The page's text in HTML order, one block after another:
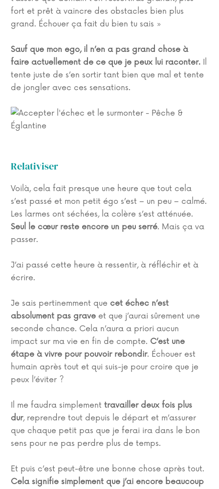
fort et prêt à vaincre des obstacles bien plus
grand. Échouer ça fait du bien tu sais »
Sauf que mon ego, il n’en a pas grand chose à
faire actuellement de ce que je peux lui raconter. Il
tente juste de s’en sortir tant bien que mal et tente
de jongler avec ces sensations.
Relativiser
Voilà, cela fait presque une heure que tout cela
s’est passé et mon petit égo s’est – un peu – calmé.
Les larmes ont séchées, la colère s’est atténuée.
Seul le cœur reste encore un peu serré. Mais ça va
passer.
J’ai passé cette heure à ressentir, à réfléchir et à
écrire.
Je sais pertinemment que cet échec n’est
absolument pas grave et que j’aurai sûrement une
seconde chance. Cela n’aura a priori aucun
impact sur ma vie en fin de compte. C’est une
étape à vivre pour pouvoir rebondir. Échouer est
humain après tout et qui suis-je pour croire que je
peux l’éviter ?
Il me faudra simplementtravailler deux fois plus
dur, reprendre tout depuis le départ et m’assurer
que chaque petit pas que je ferai ira dans le bon
sens pour ne pas perdre plus de temps.
Et puis c’est peut-être une bonne chose après tout.
Cela signifie simplement que j’ai encore beaucoup